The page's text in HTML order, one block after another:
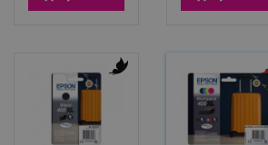
b
c